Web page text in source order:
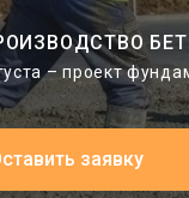
– проект
заявку